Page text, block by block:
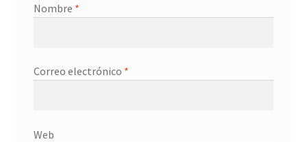
Nombre *
Correo electrónico *
Web